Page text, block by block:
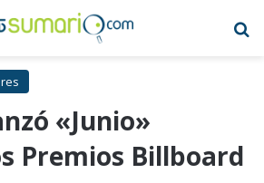
«Junio»
Premios Billboard